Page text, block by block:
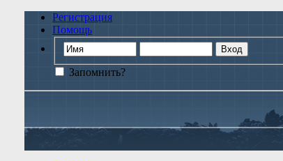
Регистрация
Помощь
Запомнить?